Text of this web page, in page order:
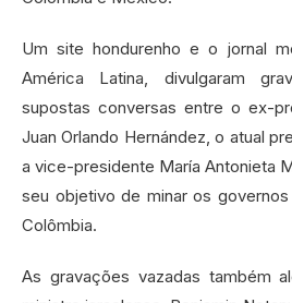
Um site hondurenho e o jornal
América Latina, divulgaram
supostas conversas entre o ex-
Juan Orlando Hernández, o atual
a vice-presidente María Antonieta
seu objetivo de minar os
Colômbia.
As gravações vazadas também